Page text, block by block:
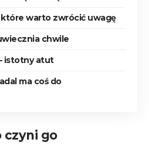
które warto zwrócić uwagę
chwile
istotny atut
ma coś do
czyni go